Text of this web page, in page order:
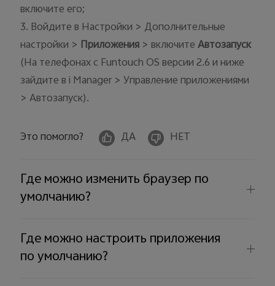
включите его;
3. Войдите в Настройки > Дополнительные
настройки > Приложения > включитеАвтозапуск
(На телефонах с Funtouch OS версии 2.6 и ниже
зайдите в i Manager > Управление приложениями
> Автозапуск).
Это помогло? ДА НЕТ
Где можно изменить браузер по
умолчанию?
Где можно настроить приложения
по умолчанию?